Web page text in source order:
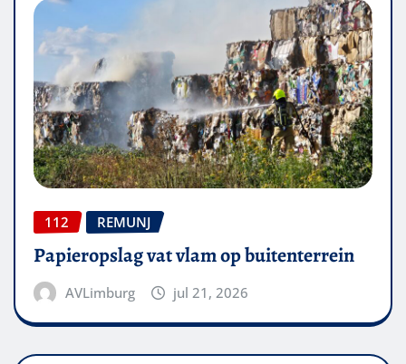
112 REMUNJ
Papieropslag vat vlam op buitenterrein
AVLimburg jul 21, 2026